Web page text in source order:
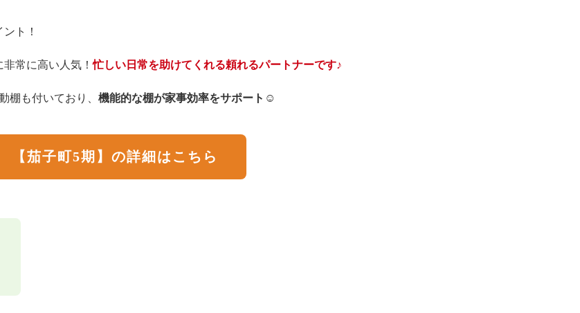
ト！
非常に高い人気！忙しい日常を助けてくれる頼れるパートナーです♪
棚も付いており、 機能的な棚が家事効率をサポート ☺
【茄子町5期】の詳細はこちら